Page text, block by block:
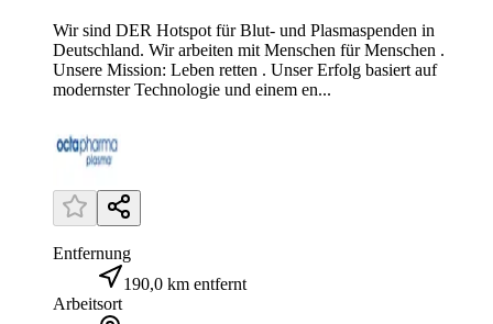
Wir sind DER Hotspot für Blut- und Plasmaspenden in
Deutschland. Wir arbeiten mit Menschen für Menschen .
Unsere Mission: Leben retten . Unser Erfolg basiert auf
modernster Technologie und einem en...
Entfernung
190,0 km entfernt
Arbeitsort